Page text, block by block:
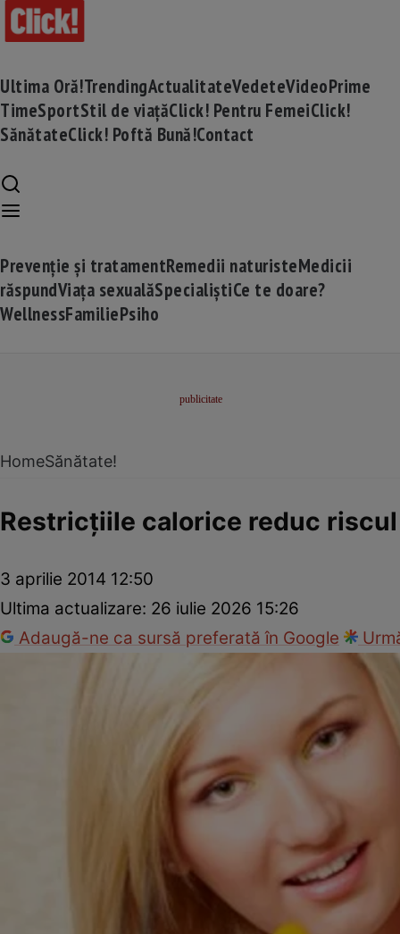
Ultima Oră!TrendingActualitateVedeteVideoPrime
TimeSportStil de viațăClick! Pentru FemeiClick!
SănătateClick! Poftă Bună!Contact
Prevenție și tratamentRemedii naturisteMedicii
răspundViața sexualăSpecialiștiCe te doare?
WellnessFamiliePsiho
HomeSănătate!
Restricţiile calorice reduc
3 aprilie 2014 12:50
Ultima actualizare: 26 iulie 2026 15:26
Adaugă-ne ca sursă preferată în Google